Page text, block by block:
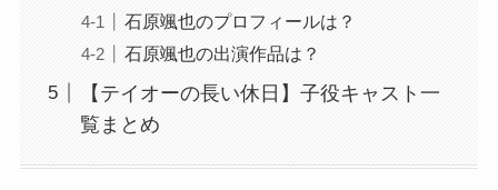
石原颯也のプロフィールは？
石原颯也の出演作品は？
【テイオーの長い休日】子役キャスト一
覧まとめ